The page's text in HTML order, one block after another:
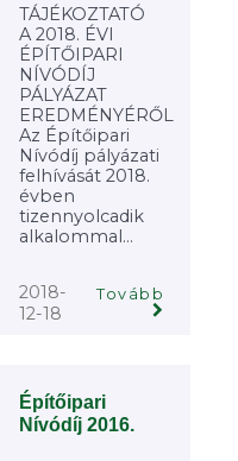
TÁJÉKOZTATÓ
A 2018. ÉVI
ÉPÍTŐIPARI
NÍVÓDÍJ
PÁLYÁZAT
EREDMÉNYÉRŐL
Az Építőipari
Nívódíj pályázati
felhívását 2018.
évben
tizennyolcadik
alkalommal...
2018-
12-18
Tovább
Építőipari
Nívódíj 2016.